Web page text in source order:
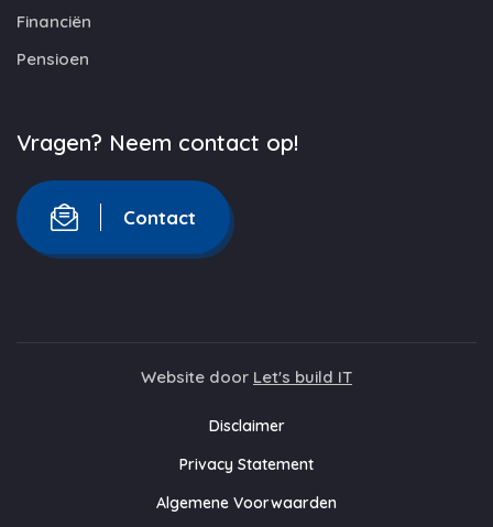
Financiën
Pensioen
Vragen? Neem contact op!
Contact
Website door Let's build IT
Disclaimer
Privacy Statement
Algemene Voorwaarden